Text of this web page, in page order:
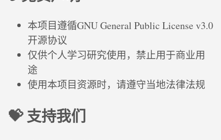
本项目遵循GNU General Public License v3.0
开源协议
仅供个人学习研究使用，禁止用于商业用
途
使用本项目资源时，请遵守当地法律法规
💝 支持我们